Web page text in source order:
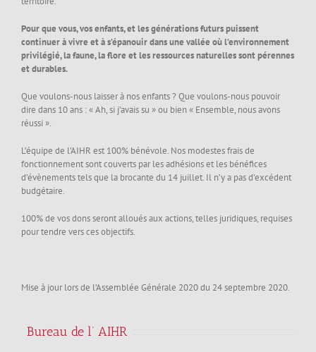
Pour que vous, vos enfants, et les générations futurs puissent
continuer à vivre et à s’épanouir dans une vallée où l’environnement
privilégié, la faune, la flore et les ressources naturelles sont pérennes
et durables.
Que voulons-nous laisser à nos enfants ? Que voulons-nous pouvoir
dire dans 10 ans : « Ah, si j’avais su » ou bien « Ensemble, nous avons
réussi ».
L’équipe de l’AIHR est 100% bénévole. Nos modestes frais de
fonctionnement sont couverts par les adhésions et les bénéfices
d’évènements tels que la brocante du 14 juillet. Il n’y a pas d’excédent
budgétaire.
100% de vos dons seront alloués aux actions, telles juridiques, requises
pour tendre vers ces objectifs.
Mise à jour lors de l’Assemblée Générale 2020 du 24 septembre 2020.
Bureau de l’ AIHR